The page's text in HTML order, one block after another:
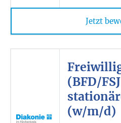
Jetzt
(BFD/
(w/m/d)